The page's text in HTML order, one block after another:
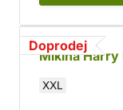
Doprodej
Mikina
XXL